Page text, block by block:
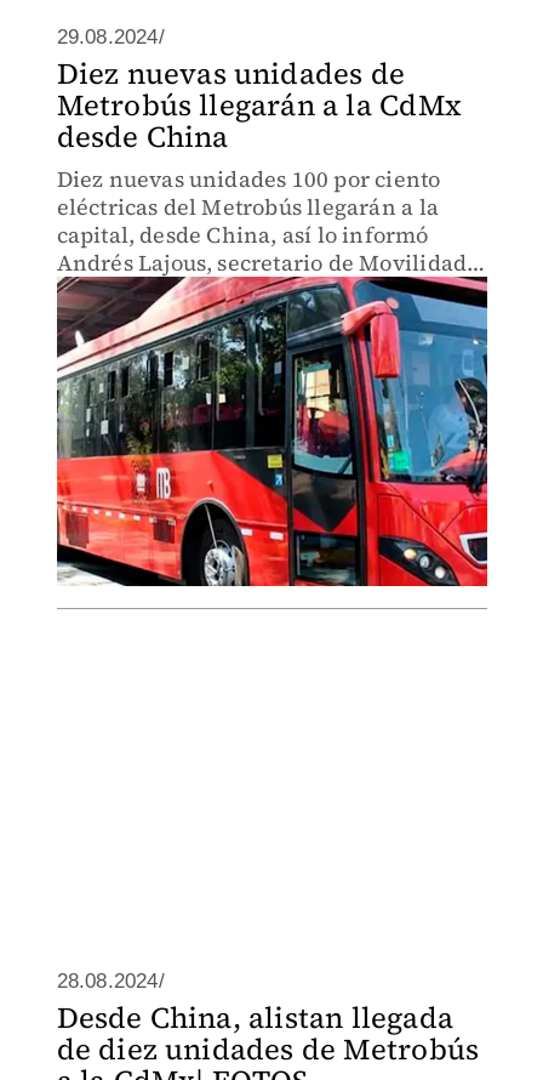
29.08.2024/
Diez nuevas unidades de
Metrobús llegarán a la CdMx
desde China
Diez nuevas unidades 100 por ciento
eléctricas del Metrobús llegarán a la
capital, desde China, así lo informó
Andrés Lajous, secretario de Movilidad
de la Ciudad de México.
28.08.2024/
Desde China, alistan llegada
de diez unidades de Metrobús